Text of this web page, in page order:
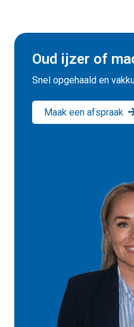
Oud ijzer of
Snel opgehaald en
Maak een afspraak